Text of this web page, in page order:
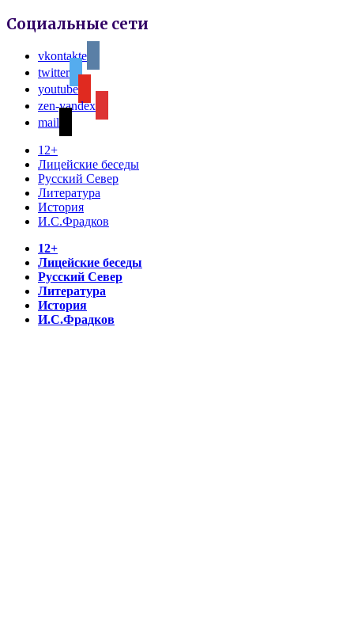
Социальные сети
vkontakte
twitter
youtube
zen-yandex
mail
12+
Лицейские беседы
Русский Север
Литература
История
И.С.Фрадков
12+
Лицейские беседы
Русский Север
Литература
История
И.С.Фрадков